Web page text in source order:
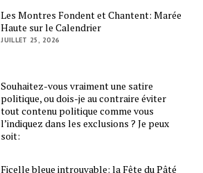
Les Montres Fondent et Chantent: Marée
Haute sur le Calendrier
JUILLET 25, 2026
Souhaitez-vous vraiment une satire
politique, ou dois-je au contraire éviter
tout contenu politique comme vous
l’indiquez dans les exclusions ? Je peux
soit:
Ficelle bleue introuvable: la Fête du Pâté